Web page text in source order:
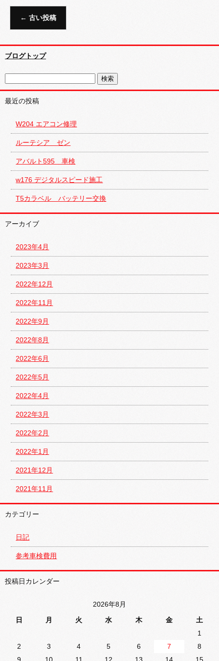
← 古い投稿
ブログトップ
最近の投稿
W204 エアコン修理
ルーテシア ゼン
アバルト595 車検
w176 デジタルスピード施工
T5カラベル バッテリー交換
アーカイブ
2023年4月
2023年3月
2022年12月
2022年11月
2022年9月
2022年8月
2022年6月
2022年5月
2022年4月
2022年3月
2022年2月
2022年1月
2021年12月
2021年11月
カテゴリー
日記
参考車検費用
投稿日カレンダー
2026年8月
日
月 火 水 木 金
土
1
2
3 4 5 6 7
8
9
10 11 12 13 14 15